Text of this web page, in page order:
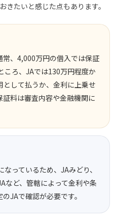
きたいと感じた点もあります。
、4,000万円の借入では保証
ころ、JAでは130万円程度か
して払うか、金利に上乗せ
料は審査内容や金融機関に
っているため、JAみどり、
など、管轄によって金利や条
JAで確認が必要です。